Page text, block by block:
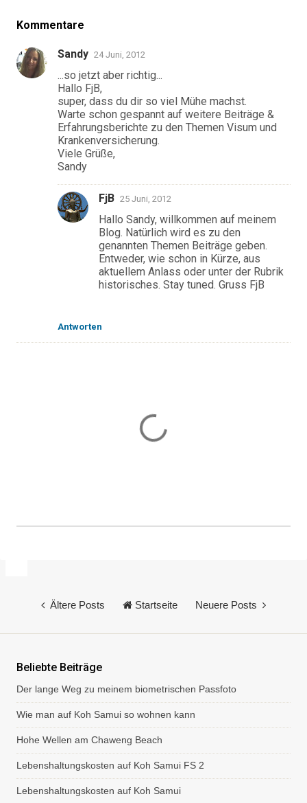
Kommentare
Sandy 24 Juni, 2012
...so jetzt aber richtig...
Hallo FjB,
super, dass du dir so viel Mühe machst.
Warte schon gespannt auf weitere Beiträge &
Erfahrungsberichte zu den Themen Visum und
Krankenversicherung.
Viele Grüße,
Sandy
Antworten
FjB 25 Juni, 2012
Hallo Sandy, willkommen auf meinem
Blog. Natürlich wird es zu den
genannten Themen Beiträge geben.
Entweder, wie schon in Kürze, aus
aktuellem Anlass oder unter der Rubrik
historisches. Stay tuned. Gruss FjB
v
r
ö
f
f
e
n
t
l
i
Ältere Posts Startseite Neuere Posts
Beliebte Beiträge
Der lange Weg zu meinem biometrischen Passfoto
Wie man auf Koh Samui so wohnen kann
Hohe Wellen am Chaweng Beach
Lebenshaltungskosten auf Koh Samui FS 2
Lebenshaltungskosten auf Koh Samui